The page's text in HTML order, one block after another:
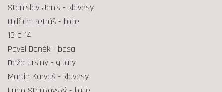
Stanislav Jenis - klavesy
Oldřich Petráš - bicie
13 a 14
Pavel Daněk - basa
Dežo Ursiny - gitary
Martin Karvaš - klavesy